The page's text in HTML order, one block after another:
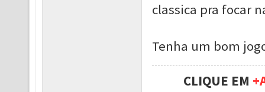
classica pra focar
Tenha um bom
CLIQUE EM